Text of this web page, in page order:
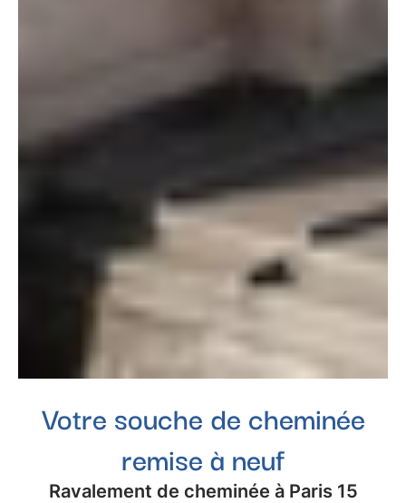
Ravalement de cheminée à Paris 15
Votre souche de cheminée
remise à neuf